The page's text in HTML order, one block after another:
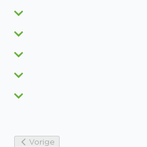
Vorige